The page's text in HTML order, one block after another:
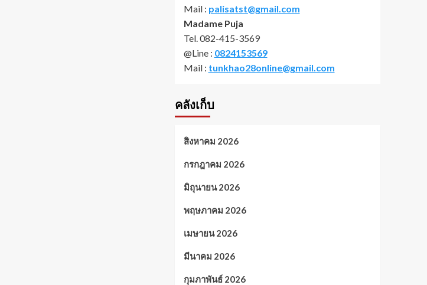
Mail : palisatst@gmail.com
Madame Puja
Tel. 082-415-3569
@Line : 0824153569
Mail : tunkhao28online@gmail.com
คลังเก็บ
สิงหาคม 2026
กรกฎาคม 2026
มิถุนายน 2026
พฤษภาคม 2026
เมษายน 2026
มีนาคม 2026
กุมภาพันธ์ 2026